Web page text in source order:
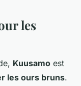
les
Kuusamo est
les ours bruns.